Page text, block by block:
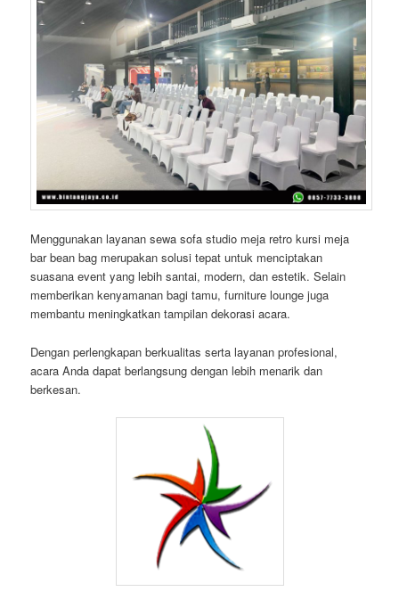
Menggunakan layanan sewa sofa studio meja retro kursi meja
bar bean bag merupakan solusi tepat untuk menciptakan
suasana event yang lebih santai, modern, dan estetik. Selain
memberikan kenyamanan bagi tamu, furniture lounge juga
membantu meningkatkan tampilan dekorasi acara.
Dengan perlengkapan berkualitas serta layanan profesional,
acara Anda dapat berlangsung dengan lebih menarik dan
berkesan.